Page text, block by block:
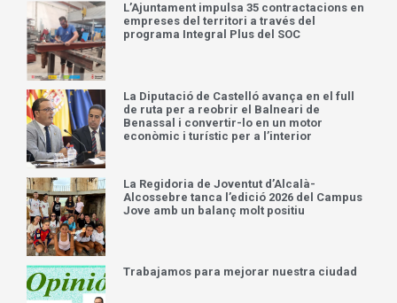
L’Ajuntament impulsa 35 contractacions en
empreses del territori a través del
programa Integral Plus del SOC
La Diputació de Castelló avança en el full
de ruta per a reobrir el Balneari de
Benassal i convertir-lo en un motor
econòmic i turístic per a l’interior
La Regidoria de Joventut d’Alcalà-
Alcossebre tanca l’edició 2026 del Campus
Jove amb un balanç molt positiu
Trabajamos para mejorar nuestra ciudad